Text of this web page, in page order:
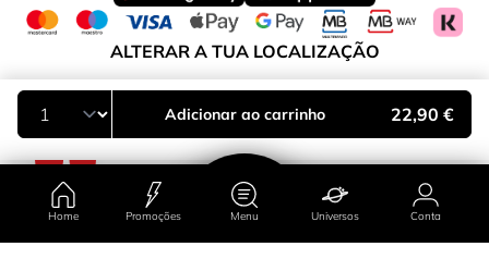
Home Promoções Menu Universos Conta
Adicionar ao carrinho 22,90 €
ALTERAR A TUA LOCALIZAÇÃO
Portugal